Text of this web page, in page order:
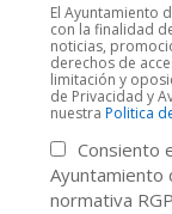
El Ayuntamiento
con la finalidad
noticias,
derechos de
limitación y
de Privacidad y
nuestra Politica
Consiento
Ayuntamiento
normativa